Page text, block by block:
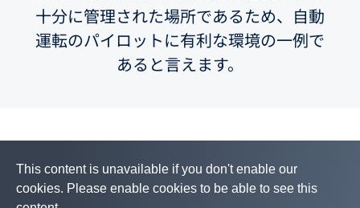
十分に管理された場所であるため、自動
運転のパイロットに有利な環境の一例で
あると言えます。
This content is unavailable if you don't enable our
cookies. Please enable cookies to be able to see this